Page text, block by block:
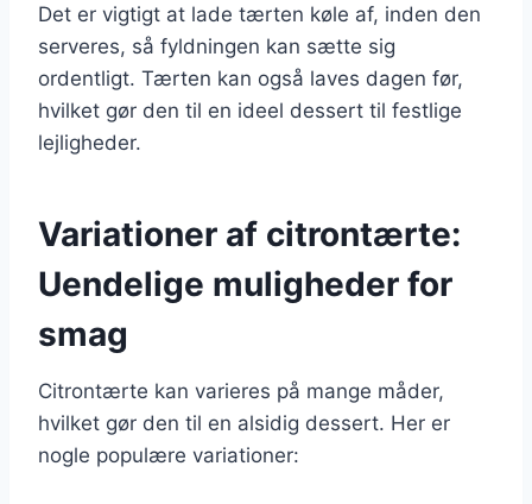
Det er vigtigt at lade tærten køle af, inden den
serveres, så fyldningen kan sætte sig
ordentligt. Tærten kan også laves dagen før,
hvilket gør den til en ideel dessert til festlige
lejligheder.
Variationer af citrontærte:
Uendelige muligheder for
smag
Citrontærte kan varieres på mange måder,
hvilket gør den til en alsidig dessert. Her er
nogle populære variationer: